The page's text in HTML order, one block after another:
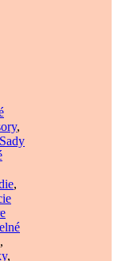
,
Sady
,
,
,